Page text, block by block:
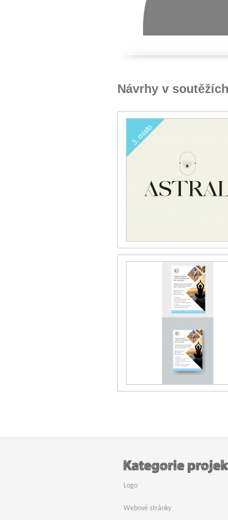
Návrhy v soutěžích
Logo
Webové stránky